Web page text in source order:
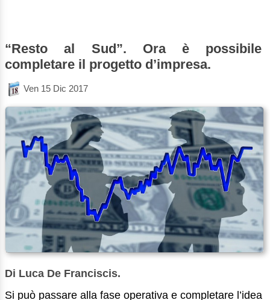
“Resto al Sud”. Ora è possibile
completare il progetto d’impresa.
Ven 15 Dic 2017
Di Luca De Franciscis.
Si può passare alla fase operativa e completare l’idea